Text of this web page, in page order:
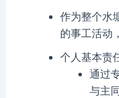
作为整个水
的事工活动
个人基本责
通过
与主